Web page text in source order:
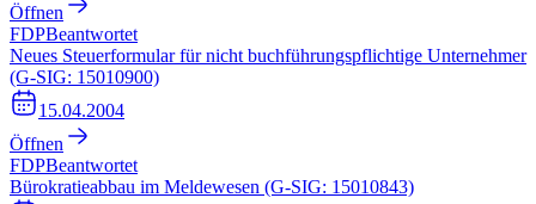
Öffnen
FDPBeantwortet
Neues Steuerformular für nicht buchführungspflichtige Unternehmer
(G-SIG: 15010900)
15.04.2004
Öffnen
FDPBeantwortet
Bürokratieabbau im Meldewesen (G-SIG: 15010843)